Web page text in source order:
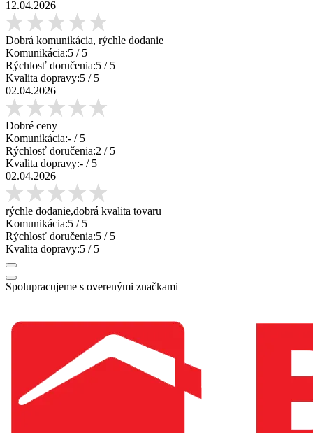
12.04.2026
Dobrá komunikácia, rýchle dodanie
Komunikácia:5 / 5
Rýchlosť doručenia:5 / 5
Kvalita dopravy:5 / 5
02.04.2026
Dobré ceny
Komunikácia:- / 5
Rýchlosť doručenia:2 / 5
Kvalita dopravy:- / 5
02.04.2026
rýchle dodanie,dobrá kvalita tovaru
Komunikácia:5 / 5
Rýchlosť doručenia:5 / 5
Kvalita dopravy:5 / 5
Spolupracujeme s overenými značkami